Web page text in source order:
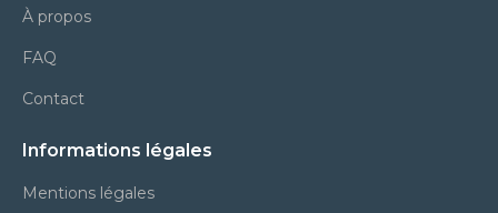
À propos
FAQ
Contact
Informations légales
Mentions légales